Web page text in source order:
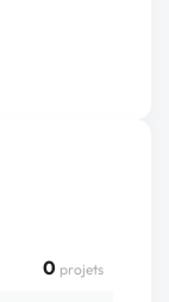
0 projets